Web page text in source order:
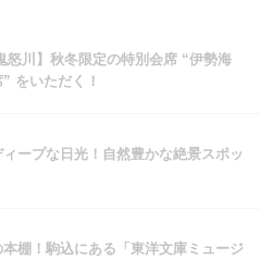
怒川】秋冬限定の特別会席 “伊勢海
をいただく！
ィープな日光！自然豊かな絶景スポッ
棚！駒込にある「東洋文庫ミュージ